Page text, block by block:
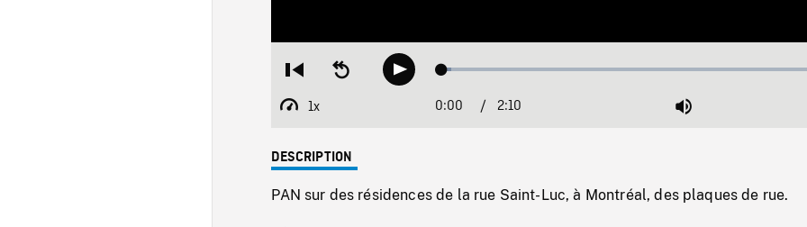
Restart
beginning
Seek
backwardPlay Loaded:
1x
Playback
Current
0:00 / 2:10 Mute
DESCRIPTION
PAN sur des résidences de la rue Saint-Luc, à Montréal, des plaques de rue.